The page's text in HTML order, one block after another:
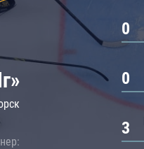
Драконы
0
0
3